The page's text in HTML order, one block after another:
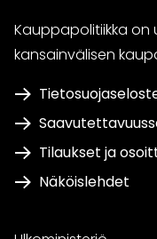
Kauppapolitiikka on
kansainvälisen
Tilaukset ja
Näköislehdet